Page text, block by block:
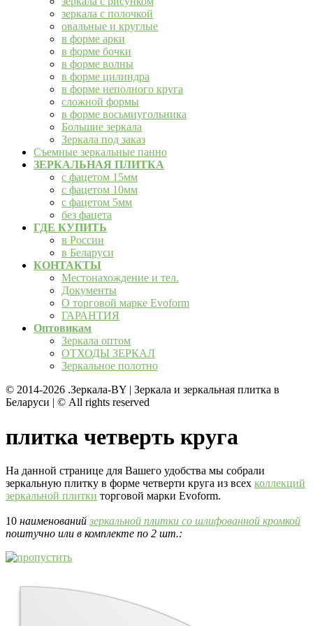
зеркала с полочкой
овальные и круглые
в форме арки
в форме бочки
в форме волны
в форме цилиндра
в форме неполного круга
сложной формы
в форме восьмиугольника
Большие зеркала
Зеркала под заказ
Съемные зеркальные панно
ЗЕРКАЛЬНАЯ ПЛИТКА
с фацетом 15мм
с фацетом 10мм
с фацетом 5мм
без фацета
ГДЕ КУПИТЬ
в России
в Беларуси
КОНТАКТЫ
Местонахождение и тел.
Документы
О торговой марке Evoform
ГАРАНТИЯ
Оптовикам
Зеркала оптом
ОТХОДЫ ЗЕРКАЛ
Зеркальное полотно
© 2014-2026 .Зеркала-BY | Зеркала и зеркальная плитка в
Беларуси | © All rights reserved
плитка четверть круга
На данной странице для Вашего удобства мы собрали
зеркальную плитку в форме четверти круга из всех коллекций
зеркальной плитки торговой марки Evoform.
10 наименований зеркальной плитки со шлифованной кромкой
поштучно или в комплекте по 2 шт.: